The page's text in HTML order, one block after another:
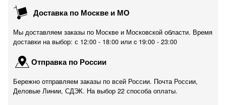
Доставка по Москве и МО
Мы доставляем заказы по Москве и Московской области. Время
доставки на выбор: с 12:00 - 18:00 или c 19:00 - 23:00
Отправка по России
Бережно отправляем заказы по всей России. Почта России,
Деловые Линии, СДЭК. На выбор 22 способа оплаты.